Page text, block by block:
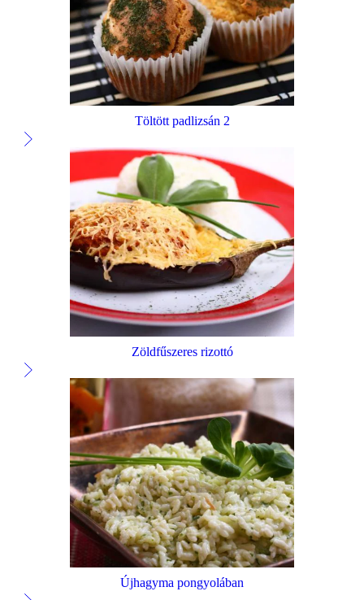
Töltött padlizsán 2
Zöldfűszeres rizottó
Újhagyma pongyolában